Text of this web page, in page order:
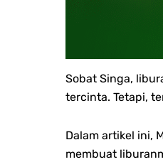
Sobat Singa,
tercinta. Tetapi,
Dalam artikel ini,
membuat